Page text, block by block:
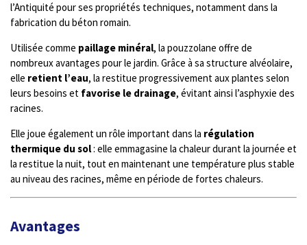
l’Antiquité pour ses propriétés techniques, notamment dans la
fabrication du béton romain.
Utilisée comme paillage minéral, la pouzzolane offre de
nombreux avantages pour le jardin. Grâce à sa structure alvéolaire,
elle retient l’eau, la restitue progressivement aux plantes selon
leurs besoins et favorise le drainage, évitant ainsi l’asphyxie des
racines.
Elle joue également un rôle important dans la régulation
thermique du sol: elle emmagasine la chaleur durant la journée et
la restitue la nuit, tout en maintenant une température plus stable
au niveau des racines, même en période de fortes chaleurs.
Avantages